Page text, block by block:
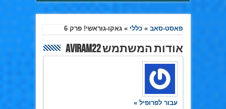
פאסט-סאב »כללי »גאקו-גוראשי! פרק 6
אודות המשתמש Aviram22
עבור לפרופיל »